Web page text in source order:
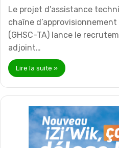
Le projet d’assistance
chaîne
(GHSC-TA) lance le
adjoint…
Lire la suite »